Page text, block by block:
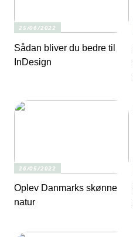
25/06/2022
Sådan bliver du bedre til
InDesign
26/05/2022
Oplev Danmarks skønne
natur